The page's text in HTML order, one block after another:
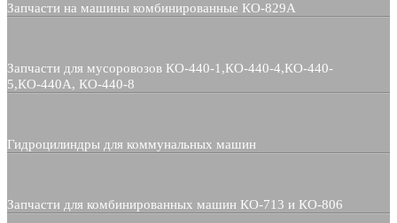
Запчасти на машины комбинированные КО-829А
Запчасти для мусоровозов КО-440-1,КО-440-4,КО-440-
5,КО-440А, КО-440-8
Гидроцилиндры для коммунальных машин
Запчасти для комбинированных машин КО-713 и КО-806